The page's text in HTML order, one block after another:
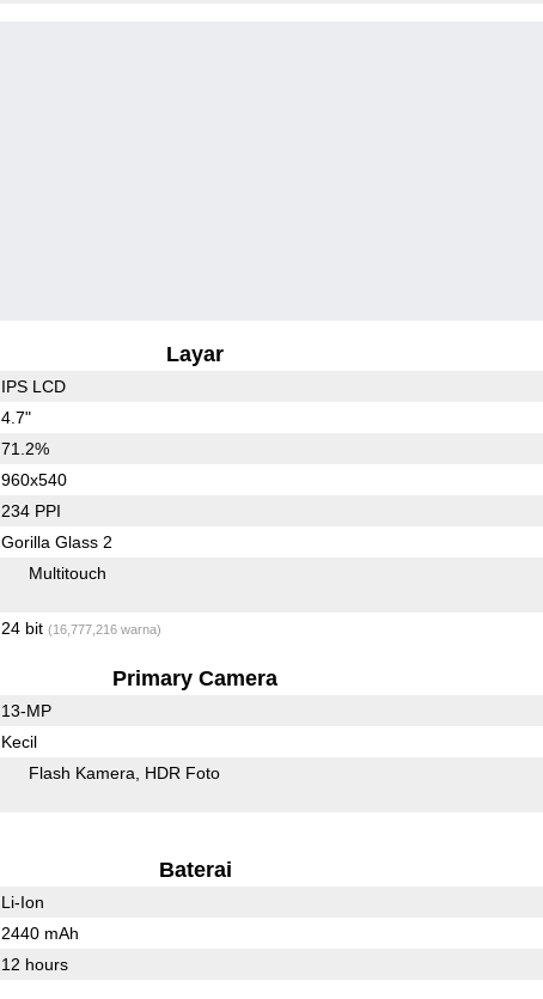
Layar
IPS LCD
4.7"
71.2%
960x540
234 PPI
Gorilla Glass 2
Multitouch
24 bit (16,777,216 warna)
Primary Camera
13-MP
Kecil
Flash Kamera HDR Foto
Baterai
Li-Ion
2440 mAh
12 hours